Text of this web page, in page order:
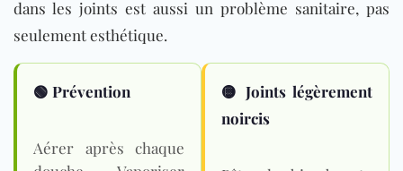
dans les joints est aussi un problème sanitaire, pas
seulement esthétique.
🟢 Prévention
Aérer après chaque
🟡 Joints légèrement
noircis